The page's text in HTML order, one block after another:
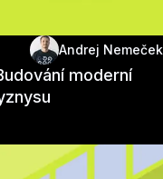
Andrej Nemeček
moderní